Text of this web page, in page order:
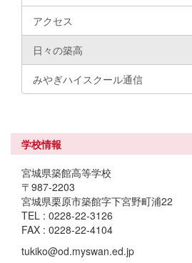
アクセス
日々の築高
みやぎハイスクール通信
学校情報
宮城県築館高等学校
〒987-2203
宮城県栗原市築館字下宮野町浦22
TEL : 0228-22-3126
FAX : 0228-22-4104
tukiko@od.myswan.ed.jp